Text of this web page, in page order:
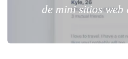
de mini sitios